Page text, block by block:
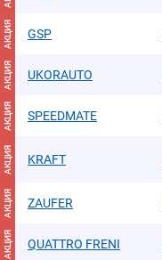
АКЦИЯ GSP
АКЦИЯ UKORAUTO
АКЦИЯ SPEEDMATE
АКЦИЯ KRAFT
АКЦИЯ ZAUFER
АКЦИЯ QUATTRO FRENI